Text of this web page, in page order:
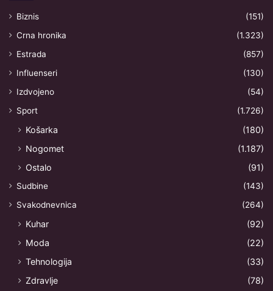
Biznis
(151)
Crna hronika
(1.323)
Estrada
(857)
Influenseri
(130)
Izdvojeno
(54)
Sport
(1.726)
Košarka
(180)
Nogomet
(1.187)
Ostalo
(91)
Sudbine
(143)
Svakodnevnica
(264)
Kuhar
(92)
Moda
(22)
Tehnologija
(33)
Zdravlje
(78)